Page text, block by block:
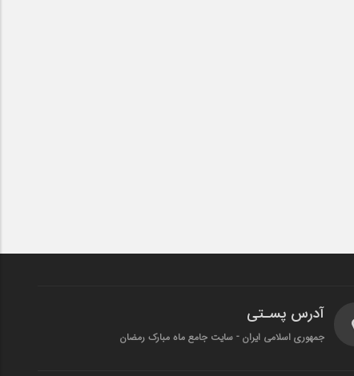
آدرس پسـتی
جمهوری اسلامی ایران - سایت جامع ماه مبارک رمضان